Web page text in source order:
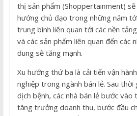
thị sản phẩm (Shoppertainment)
hướng chủ đạo trong những năm
trung bình liên quan tới các nền
và các sản phẩm liên quan đến các
dung sẽ tăng mạnh.
Xu hướng thứ ba là cải tiến vận
nghiệp trong ngành bán lẻ. Sau thời
dịch bệnh, các nhà bán lẻ bước vào
tăng trưởng doanh thu, bước đầu